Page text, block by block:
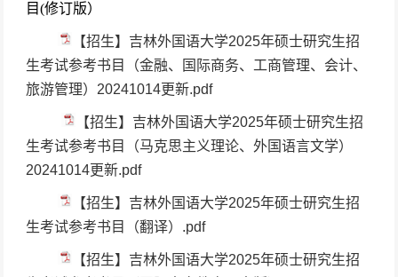
目(修订版）
【招生】吉林外国语大学2025年硕士研究生招
生考试参考书目（金融、国际商务、工商管理、会计、
旅游管理）20241014更新.pdf
【招生】吉林外国语大学2025年硕士研究生招
生考试参考书目（马克思主义理论、外国语言文学）
20241014更新.pdf
【招生】吉林外国语大学2025年硕士研究生招
生考试参考书目（翻译）.pdf
【招生】吉林外国语大学2025年硕士研究生招